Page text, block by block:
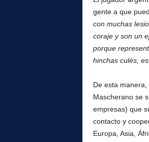
gente a que
con muchas
coraje y son un
porque
hinchas culés,
De esta
Mascherano se
empresas) que
contacto y
Europa, Asia,